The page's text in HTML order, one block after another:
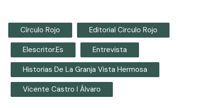
Círculo Rojo Editorial Circulo Rojo
Elescritor.es Entrevista
Historias De La Granja Vista Hermosa
Vicente Castro I Álvaro